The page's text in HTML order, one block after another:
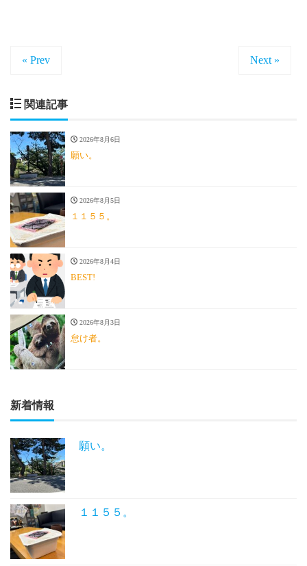
« Prev Next »
関連記事
2026年8月6日
願い。
2026年8月5日
１１５５。
2026年8月4日
BEST!
2026年8月3日
怠け者。
新着情報
願い。
１１５５。